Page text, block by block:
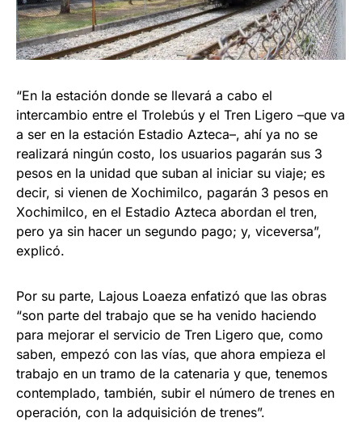
“En la estación donde se llevará a cabo el
intercambio entre el Trolebús y el Tren Ligero –que va
a ser en la estación Estadio Azteca–, ahí ya no se
realizará ningún costo, los usuarios pagarán sus 3
pesos en la unidad que suban al iniciar su viaje; es
decir, si vienen de Xochimilco, pagarán 3 pesos en
Xochimilco, en el Estadio Azteca abordan el tren,
pero ya sin hacer un segundo pago; y, viceversa”,
explicó.
Por su parte, Lajous Loaeza enfatizó que las obras
“son parte del trabajo que se ha venido haciendo
para mejorar el servicio de Tren Ligero que, como
saben, empezó con las vías, que ahora empieza el
trabajo en un tramo de la catenaria y que, tenemos
contemplado, también, subir el número de trenes en
operación, con la adquisición de trenes”.